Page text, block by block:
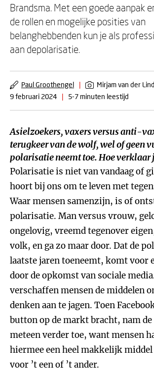
Brandsma. Met een goede aanpak
de rollen en mogelijke posities van
belanghebbenden kun je als
aan depolarisatie.
Paul Groothengel | Mirjam van der
9 februari 2024
| 5-7 minuten leestijd
Asielzoekers, vaxers versus anti-
terugkeer van de wolf, wel of geen
polarisatie neemt toe. Hoe verklaar
Polarisatie is niet van vandaag of
hoort bij ons om te leven met
Waar mensen samenzijn, is of
polarisatie. Man versus vrouw,
ongelovig, vreemd tegenover
volk, en ga zo maar door. Dat de
laatste jaren toeneemt, komt voor
door de opkomst van sociale
verschaffen mensen de middelen
denken aan te jagen. Toen
button op de markt bracht, nam
meteen verder toe, want mensen
hiermee een heel makkelijk
voor ’t een of ’t ander.